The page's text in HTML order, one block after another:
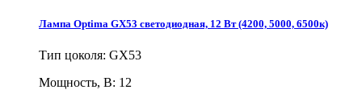
Лампа Optima GX53 светодиодная, 12 Вт (4200, 5000, 6500к)
Тип цоколя: GX53
Мощность, В: 12